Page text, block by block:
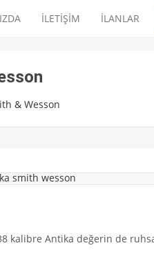
İLETİŞİM İLANLAR
& Wesson
kalibre Antika değerin de